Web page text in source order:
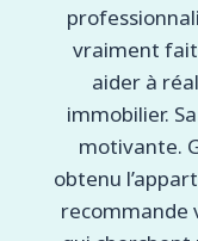
vraiment fait
aider à
immobilier.
motivante.
obtenu
recommande